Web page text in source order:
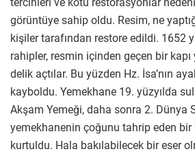
tercihleri ve kötü restorasyonlar
görüntüye sahip oldu. Resim, ne
kişiler tarafından restore edildi. 1652
rahipler, resmin içinden geçen bir
delik açtılar. Bu yüzden Hz. İsa’nın
kayboldu. Yemekhane 19. yüzyılda
Akşam Yemeği, daha sonra 2. Dünya
yemekhanenin çoğunu tahrip eden
kurtuldu. Hala bakılabilecek bir eser